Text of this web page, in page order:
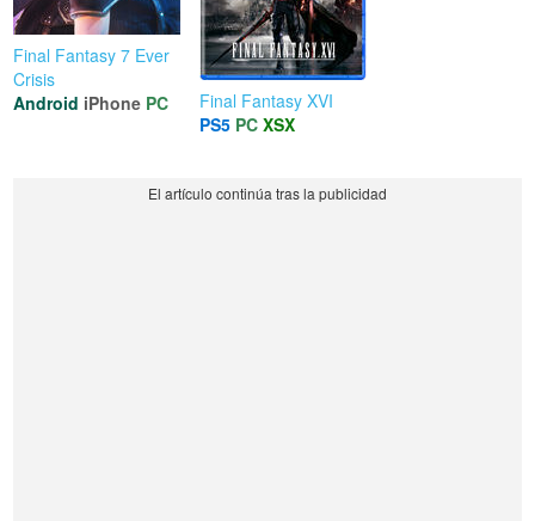
Final Fantasy 7 Ever
Crisis
Android iPhone PC
Final Fantasy XVI
PS5 PC XSX